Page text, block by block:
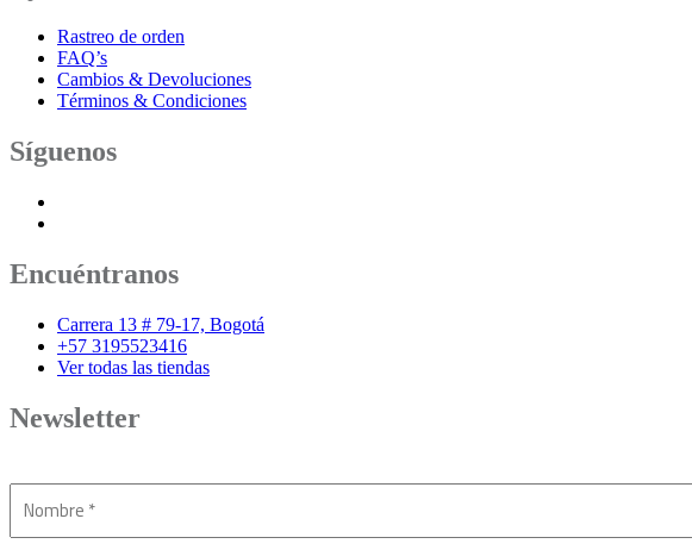
página
de
producto
Rastreo de orden
FAQ’s
Cambios & Devoluciones
Términos & Condiciones
Síguenos
Encuéntranos
Carrera 13 # 79-17, Bogotá
+57 3195523416
Ver todas las tiendas
Newsletter